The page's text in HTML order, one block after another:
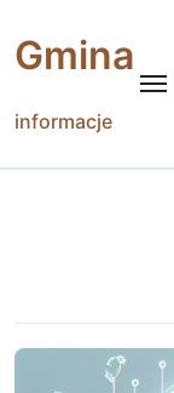
content
Gmina
informacje